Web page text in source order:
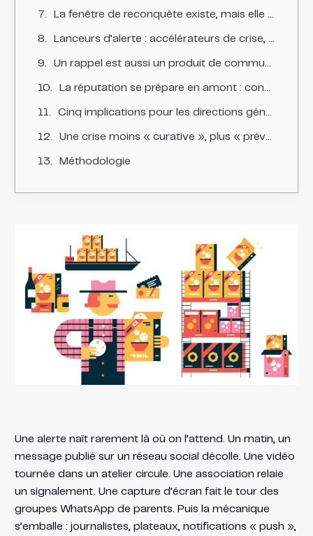
La fenêtre de reconquête existe, mais elle n’est pas automatique
Lanceurs d’alerte : accélérateurs de crise, révélateurs de gouvernance
Un rappel est aussi un produit de communication
La réputation se prépare en amont : constituer un « réservoir de confiance »
Cinq implications pour les directions générales et les dircom
Une crise moins « curative », plus « préventive »
Méthodologie
Une alerte naît rarement là où on l’attend. Un matin, un
message publié sur un réseau social décolle. Une vidéo
tournée dans un atelier circule. Une association relaie
un signalement. Une capture d’écran fait le tour des
groupes WhatsApp de parents. Puis la mécanique
s’emballe : journalistes, plateaux, notifications « push »,